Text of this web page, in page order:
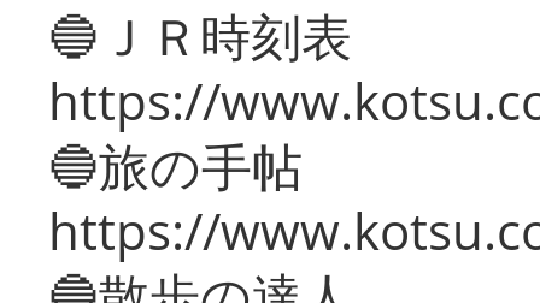
🔵ＪＲ時刻表
https://
🔵旅の手帖
https://